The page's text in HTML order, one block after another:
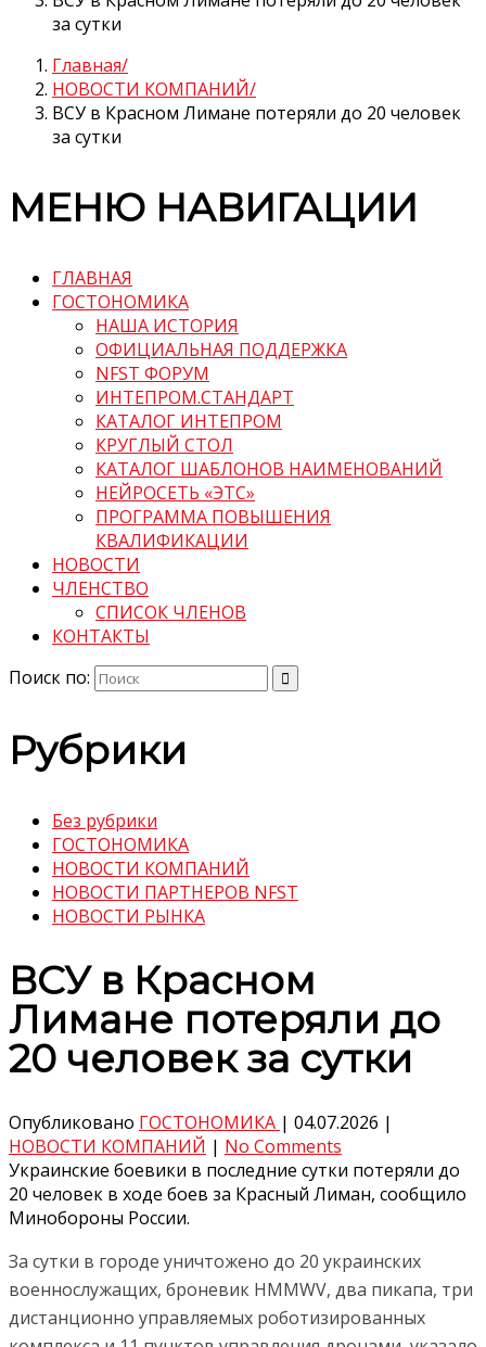
за сутки
Главная
НОВОСТИ КОМПАНИЙ
ВСУ в Красном Лимане потеряли до 20 человек
за сутки
МЕНЮ НАВИГАЦИИ
ГЛАВНАЯ
ГОСТОНОМИКА
НАША ИСТОРИЯ
ОФИЦИАЛЬНАЯ ПОДДЕРЖКА
NFST ФОРУМ
ИНТЕПРОМ.СТАНДАРТ
КАТАЛОГ ИНТЕПРОМ
КРУГЛЫЙ СТОЛ
КАТАЛОГ ШАБЛОНОВ НАИМЕНОВАНИЙ
НЕЙРОСЕТЬ «ЭТС»
ПРОГРАММА ПОВЫШЕНИЯ
КВАЛИФИКАЦИИ
НОВОСТИ
ЧЛЕНСТВО
СПИСОК ЧЛЕНОВ
КОНТАКТЫ
Поиск по:
Рубрики
Без рубрики
ГОСТОНОМИКА
НОВОСТИ КОМПАНИЙ
НОВОСТИ ПАРТНЕРОВ NFST
НОВОСТИ РЫНКА
ВСУ в Красном
Лимане потеряли до
20 человек за сутки
Опубликовано ГОСТОНОМИКА | 04.07.2026 |
НОВОСТИ КОМПАНИЙ | No Comments
Украинские боевики в последние сутки потеряли до
20 человек в ходе боев за Красный Лиман, сообщило
Минобороны России.
За сутки в городе уничтожено до 20 украинских
военнослужащих, броневик HMMWV, два пикапа, три
дистанционно управляемых роботизированных